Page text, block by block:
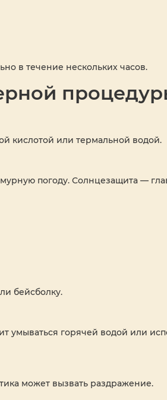
в течение нескольких часов.
кислотой или термальной водой.
погоду. Солнцезащита —
бейсболку.
умываться горячей водой или
может вызвать раздражение.